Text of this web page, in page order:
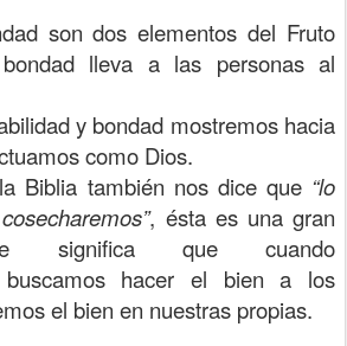
son dos elementos del Fruto
lleva a las personas al
y bondad mostremos hacia
como Dios.
Biblia también nos dice que “lo
, ésta es una gran
significa que cuando
buscamos hacer el bien a los
el bien en nuestras propias.